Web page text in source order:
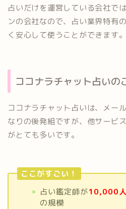
占いだけを運営している会社で
ンの会社なので、占い業界特有
く安心して使うことができます。
ココナラチャット占いの
ココナラチャット占いは、メー
なりの後発組ですが、他サービ
がとても多いです。
ここがすごい！
占い鑑定師が10,000
の規模